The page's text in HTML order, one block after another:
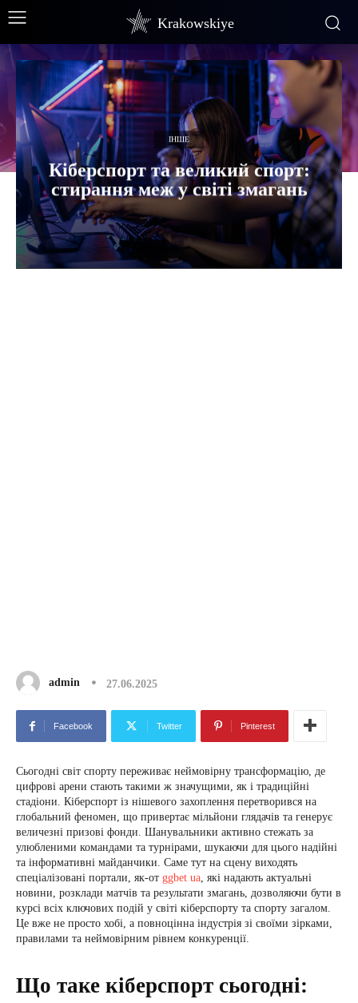
Krakowskiye
ІНШЕ
Кіберспорт та великий спорт:
стирання меж у світі змагань
admin 27.06.2025
Facebook Twitter Pinterest
Сьогодні світ спорту переживає неймовірну трансформацію, де
цифрові арени стають такими ж значущими, як і традиційні
стадіони. Кіберспорт із нішевого захоплення перетворився на
глобальний феномен, що привертає мільйони глядачів та генерує
величезні призові фонди. Шанувальники активно стежать за
улюбленими командами та турнірами, шукаючи для цього надійні
та інформативні майданчики. Саме тут на сцену виходять
спеціалізовані портали, як-от ggbet ua, які надають актуальні
новини, розклади матчів та результати змагань, дозволяючи бути в
курсі всіх ключових подій у світі кіберспорту та спорту загалом.
Це вже не просто хобі, а повноцінна індустрія зі своїми зірками,
правилами та неймовірним рівнем конкуренції.
Що таке кіберспорт сьогодні: